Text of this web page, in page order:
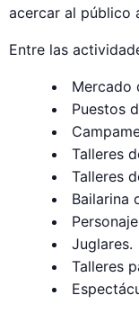
acercar al público
Entre las
Mercado
Puestos
Talleres
Talleres
Bailarina
Juglares.
Talleres